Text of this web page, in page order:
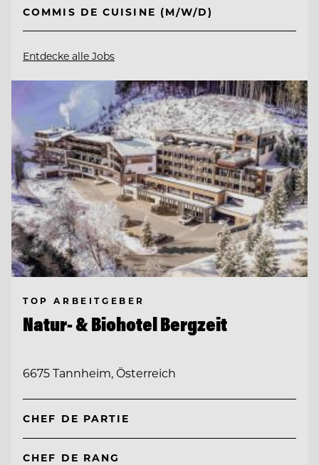
COMMIS DE CUISINE (M/W/D)
Entdecke alle Jobs
TOP ARBEITGEBER
Natur- & Biohotel Bergzeit
6675 Tannheim, Österreich
CHEF DE PARTIE
CHEF DE RANG